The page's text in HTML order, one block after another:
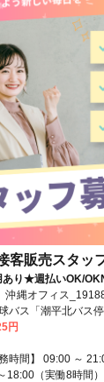
客販売スタッ
り★週払いOK/
縄オフィス
バス「潮平北バス
円
時間】 09:00 ～
18:00（実働8時間